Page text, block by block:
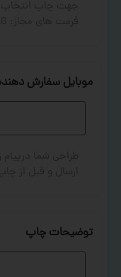
موبایل سفارش
توضیحات چاپ